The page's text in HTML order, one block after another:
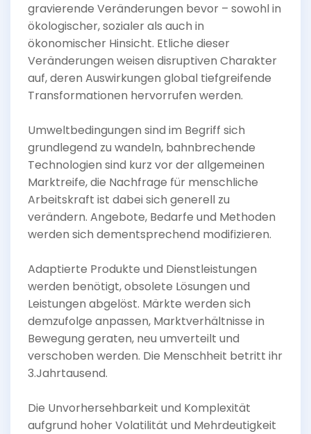
gravierende Veränderungen bevor – sowohl in
ökologischer, sozialer als auch in
ökonomischer Hinsicht. Etliche dieser
Veränderungen weisen disruptiven Charakter
auf, deren Auswirkungen global tiefgreifende
Transformationen hervorrufen werden.
Umweltbedingungen sind im Begriff sich
grundlegend zu wandeln, bahnbrechende
Technologien sind kurz vor der allgemeinen
Marktreife, die Nachfrage für menschliche
Arbeitskraft ist dabei sich generell zu
verändern. Angebote, Bedarfe und Methoden
werden sich dementsprechend modifizieren.
Adaptierte Produkte und Dienstleistungen
werden benötigt, obsolete Lösungen und
Leistungen abgelöst. Märkte werden sich
demzufolge anpassen, Marktverhältnisse in
Bewegung geraten, neu umverteilt und
verschoben werden. Die Menschheit betritt ihr
3.Jahrtausend.
Die Unvorhersehbarkeit und Komplexität
aufgrund hoher Volatilität und Mehrdeutigkeit